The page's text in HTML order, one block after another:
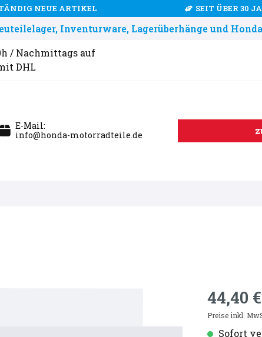
NEUE ARTIKEL SEIT ÜBER 30
Inventurware, Lagerüberhänge und
/ Nachmittags auf
DHL
E-Mail:
info@honda-motorradteile.de
44,40
Preise inkl.
Sofort